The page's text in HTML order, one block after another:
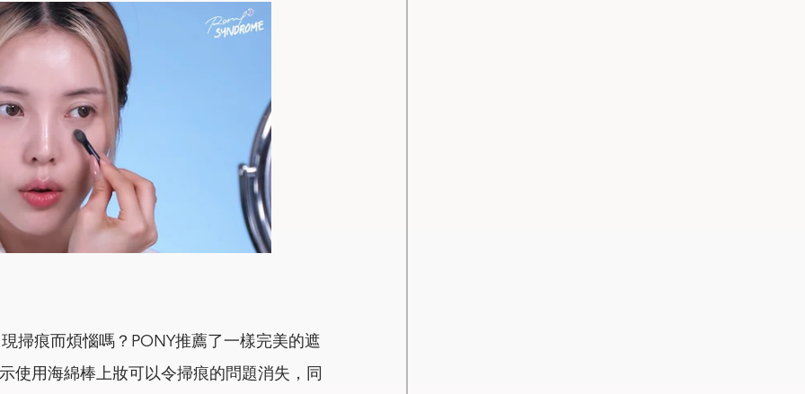
掃痕而煩惱嗎？PONY推薦了一樣完美的遮
用海綿棒上妝可以令掃痕的問題消失，同